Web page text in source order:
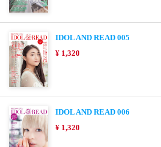
IDOL AND READ 005
¥ 1,320
IDOL AND READ 006
¥ 1,320